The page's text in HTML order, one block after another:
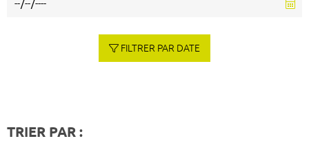
FILTRER PAR DATE
TRIER PAR :